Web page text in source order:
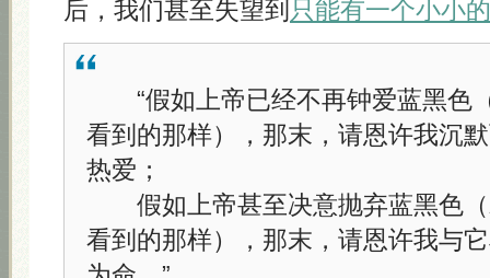
后，我们甚至失望到 只能有一个小小
“假如上帝已经不再钟爱蓝黑色
看到的那样），那末，请恩许我沉
热爱；
假如上帝甚至决意抛弃蓝黑色（
看到的那样），那末，请恩许我与